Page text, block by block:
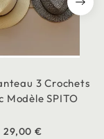
3 Crochets
Modèle SPITO
29,00 €